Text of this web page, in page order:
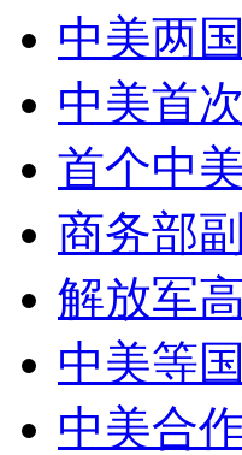
外交部：有关国家言
安徽一实载49人客车
走！跟着总书记去植
消防员救轻生者 花
中美两
中美首
首个中
商务部
解放军
中美等
中美合